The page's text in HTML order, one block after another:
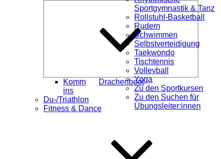
öffnen
Komm
ins
Drachenboot
Du-/Triathlon
Fitness & Dance
Sportgymnastik & Tanz
Rollstuhl-Basketball
Rudern
Schwimmen
Selbstverteidigung
Taekwondo
Tischtennis
Volleyball
Yoga
Zu den Sportkursen
Zu den Suchen für
Übungsleiter:innen